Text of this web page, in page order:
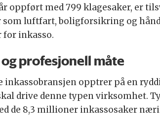
oppført med 799 klagesaker, er
som luftfart, boligforsikring og
inkasso.
profesjonell måte
opptrer på en
drive denne typen virksomhet.
de 8,3 millioner inkassosaker